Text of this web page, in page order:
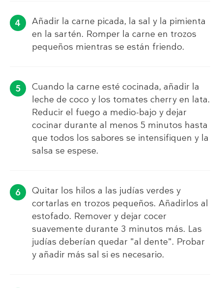
Añadir la carne picada, la sal y la pimienta
en la sartén. Romper la carne en trozos
pequeños mientras se están friendo.
Cuando la carne esté cocinada, añadir la
leche de coco y los tomates cherry en lata.
Reducir el fuego a medio-bajo y dejar
cocinar durante al menos 5 minutos hasta
que todos los sabores se intensifiquen y la
salsa se espese.
Quitar los hilos a las judías verdes y
cortarlas en trozos pequeños. Añadirlos al
estofado. Remover y dejar cocer
suavemente durante 3 minutos más. Las
judías deberían quedar "al dente". Probar
y añadir más sal si es necesario.